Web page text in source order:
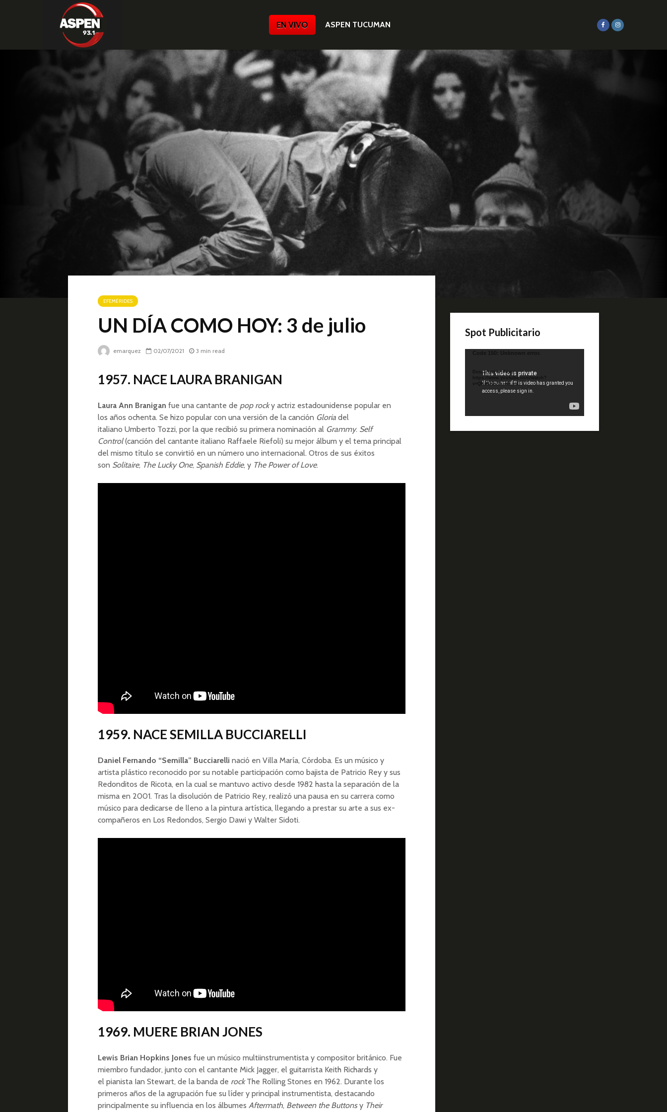
EN VIVO ASPEN TUCUMAN
EFEMÉRIDES
UN DÍA COMO HOY: 3 de julio
emarquez 02/07/2021 3 min read
1957. NACE LAURA BRANIGAN
Laura Ann Branigan fue una cantante de pop rocky actriz estadounidense popular en
los años ochenta. Se hizo popular con una versión de la canción Gloria del
italiano Umberto Tozzi, por la que recibió su primera nominación al Grammy. Self
Control(canción del cantante italiano Raffaele Riefoli) su mejor álbum y el tema principal
del mismo título se convirtió en un número uno internacional. Otros de sus éxitos
son Solitaire, The Lucky One, Spanish Eddie, y The Power of Love.
1959. NACE SEMILLA BUCCIARELLI
Daniel Fernando “Semilla” Bucciarelli nació en Villa María, Córdoba. Es un músico y
artista plástico reconocido por su notable participación como bajista de Patricio Rey y sus
Redonditos de Ricota, en la cual se mantuvo activo desde 1982 hasta la separación de la
misma en 2001. Tras la disolución de Patricio Rey, realizó una pausa en su carrera como
músico para dedicarse de lleno a la pintura artística, llegando a prestar su arte a sus ex-
compañeros en Los Redondos, Sergio Dawi y Walter Sidoti.
1969. MUERE BRIAN JONES
Lewis Brian Hopkins Jones fue un músico multiinstrumentista y compositor británico. Fue
miembro fundador, junto con el cantante Mick Jagger, el guitarrista Keith Richards y
el pianista Ian Stewart, de la banda de rockThe Rolling Stones en 1962. Durante los
primeros años de la agrupación fue su líder y principal instrumentista, destacando
principalmente su influencia en los álbumes Aftermath, Between the Buttonsy Their
Spot Publicitario
Reproductor
Code 150: Unknown error.
Descargar archivo:
https://www.youtube.com/watch?
v=QKif6Ko80uA&_=1